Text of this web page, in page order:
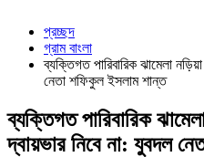
প্রচ্ছদ
গ্রাম বাংলা
ব্যক্তিগত পারিবারিক ঝামেলা
নেতা শফিকুল ইসলাম শান্ত
ব্যক্তিগত পারিবারিক
দ্বায়ভার নিবে না: যুবদল